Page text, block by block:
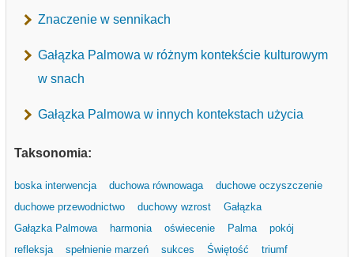
Znaczenie w sennikach
Gałązka Palmowa w różnym kontekście kulturowym
w snach
Gałązka Palmowa w innych kontekstach użycia
Taksonomia:
boska interwencja duchowa równowaga
duchowe oczyszczenie
duchowe przewodnictwo
duchowy wzrost
Gałązka
Gałązka Palmowa
harmonia oświecenie Palma
pokój
refleksja
spełnienie marzeń sukces Świętość
triumf